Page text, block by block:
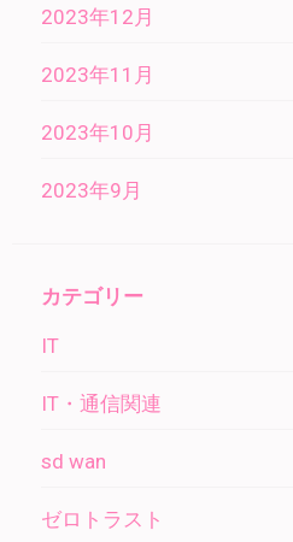
2023年12月
2023年11月
2023年10月
2023年9月
カテゴリー
IT
IT・通信関連
sd wan
ゼロトラスト